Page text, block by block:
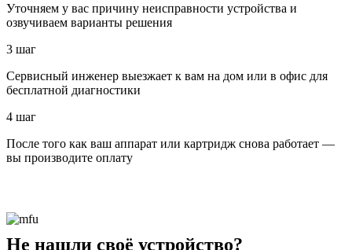
Уточняем у вас причину неисправности устройства и
озвучиваем варианты решения
3 шаг
Сервисный инженер выезжает к вам на дом или в офис для
бесплатной диагностики
4 шаг
После того как ваш аппарат или картридж снова работает —
вы производите оплату
Не нашли своё устройство?